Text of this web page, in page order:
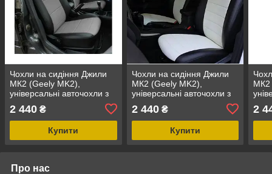
Чохли на сидіння Джили
МК2 (Geely MK2),
універсальні авточохли з
екошкіри в Україні Чорно-
сірий
2 440 ₴
Купити
Чохли на сидіння Джили
МК2 (Geely MK2),
універсальні авточохли з
екошкіри в Україні Чорно-
білий
2 440₴
Купити
МК2
2
Про нас